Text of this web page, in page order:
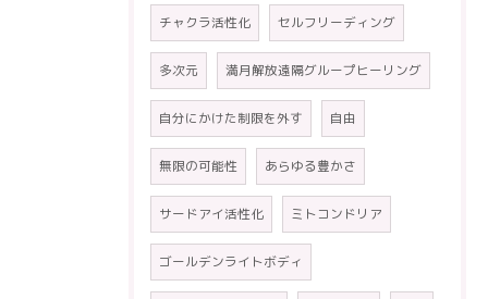
チャクラ活性化 セルフリーディング
多次元 満月解放遠隔グループヒーリング
自分にかけた制限を外す 自由
無限の可能性 あらゆる豊かさ
サードアイ活性化 ミトコンドリア
ゴールデンライトボディ